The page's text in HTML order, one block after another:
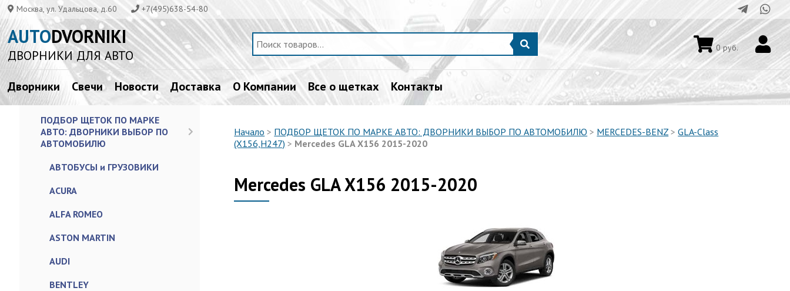
Москва, ул. Удальцова, д.60 +7(495)638-54-80
AUTODVORNIKI
ДВОРНИКИ ДЛЯ АВТО 0руб.
Дворники Свечи Новости Доставка О Компании Все о щетках Контакты
ПОДБОР ЩЕТОК ПО МАРКЕ
АВТО: ДВОРНИКИ ВЫБОР ПО
АВТОМОБИЛЮ
АВТОБУСЫ и ГРУЗОВИКИ
ACURA
ALFA ROMEO
ASTON MARTIN
AUDI
BENTLEY
Начало > ПОДБОР ЩЕТОК ПО МАРКЕ АВТО: ДВОРНИКИ ВЫБОР ПО АВТОМОБИЛЮ > MERCEDES-BENZ >GLA-Class
(X156,H247) > Mercedes GLA X156 2015-2020
Mercedes GLA X156 2015-2020